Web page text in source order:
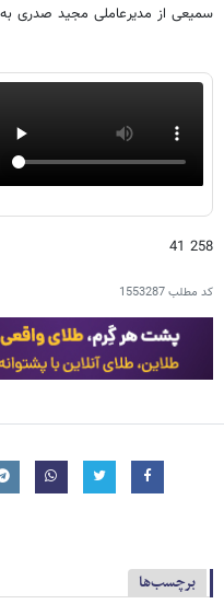
سمیعی از مدیرعاملی مجید صدری
258 41
کد مطلب1553287
برچسب‌ها